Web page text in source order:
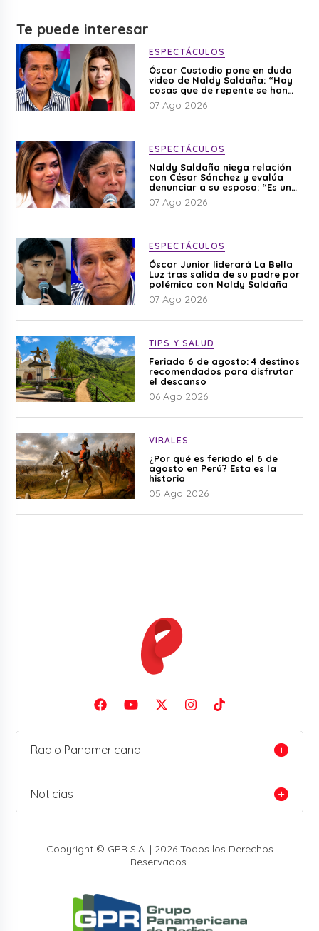
Te puede interesar
ESPECTÁCULOS
Óscar Custodio pone en duda
video de Naldy Saldaña: “Hay
cosas que de repente se han
editado”
07 Ago 2026
ESPECTÁCULOS
Naldy Saldaña niega relación
con César Sánchez y evalúa
denunciar a su esposa: “Es una
difamación”
07 Ago 2026
ESPECTÁCULOS
Óscar Junior liderará La Bella
Luz tras salida de su padre por
polémica con Naldy Saldaña
07 Ago 2026
TIPS Y SALUD
Feriado 6 de agosto: 4 destinos
recomendados para disfrutar
el descanso
06 Ago 2026
VIRALES
¿Por qué es feriado el 6 de
agosto en Perú? Esta es la
historia
05 Ago 2026
Radio Panamericana
Noticias
Copyright © GPR S.A. | 2026 Todos los Derechos
Reservados.